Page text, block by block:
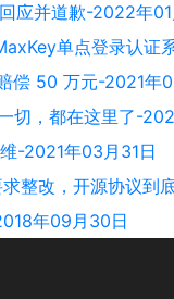
应并道歉-2022年
单点登录认证
偿 50 万元-2021年
切，都在这里了-
-2021年03月31日
整改，开源协议到
年09月30日